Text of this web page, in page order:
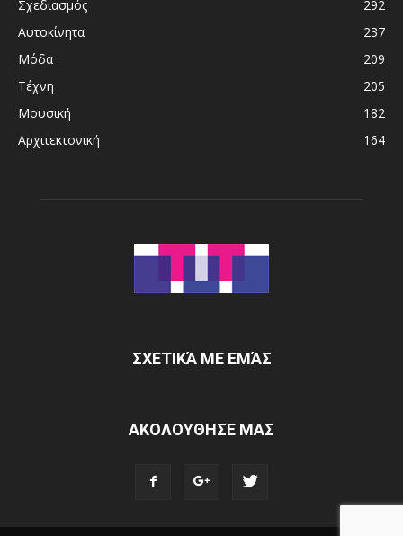
Σχεδιασμός
292
Αυτοκίνητα
237
Μόδα
209
Τέχνη
205
Μουσική
182
Αρχιτεκτονική
164
ΣΧΕΤΙΚΆ ΜΕ ΕΜΆΣ
ΑΚΟΛΟΥΘΗΣΕ ΜΑΣ